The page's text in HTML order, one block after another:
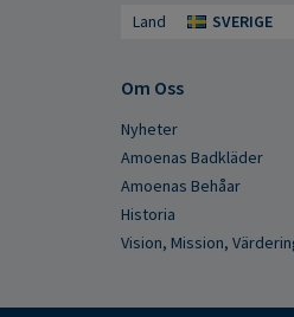
Land SVERIGE
Om Oss
Nyheter
Amoenas Badkläder
Amoenas Behåar
Historia
Vision, Mission,